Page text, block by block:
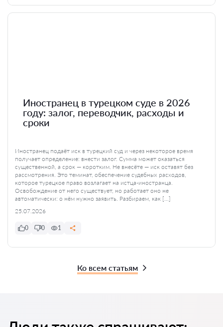
Иностранец в турецком суде в 2026
году: залог, переводчик, расходы и
сроки
Иностранец подаёт иск в турецкий суд и через некоторое время
получает определение: внести залог. Сумма может оказаться
существенной, а срок — коротким. Не внесёте — иск оставят без
рассмотрения. Это теминат, обеспечение судебных расходов,
которое турецкое право возлагает на истца-иностранца.
Освобождение от него существует, но работает оно не
автоматически: о нём нужно заявить. Разбираем, как […]
25.07.2026
0 0 1
Ко всем статьям